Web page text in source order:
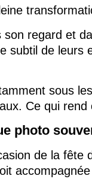
son regard et
subtil de leurs
sous
Ce qui
photo
de la fête